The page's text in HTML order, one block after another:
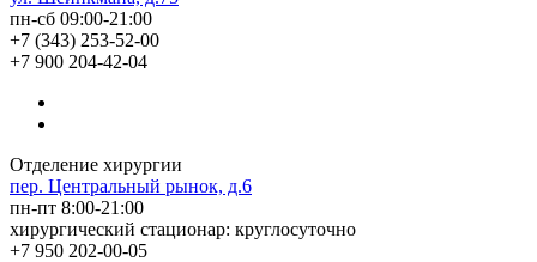
пн-сб 09:00-21:00
+7 (343) 253-52-00
+7 900 204-42-04
Отделение хирургии
пер. Центральный рынок, д.6
пн-пт 8:00-21:00
хирургический стационар: круглосуточно
+7 950 202-00-05